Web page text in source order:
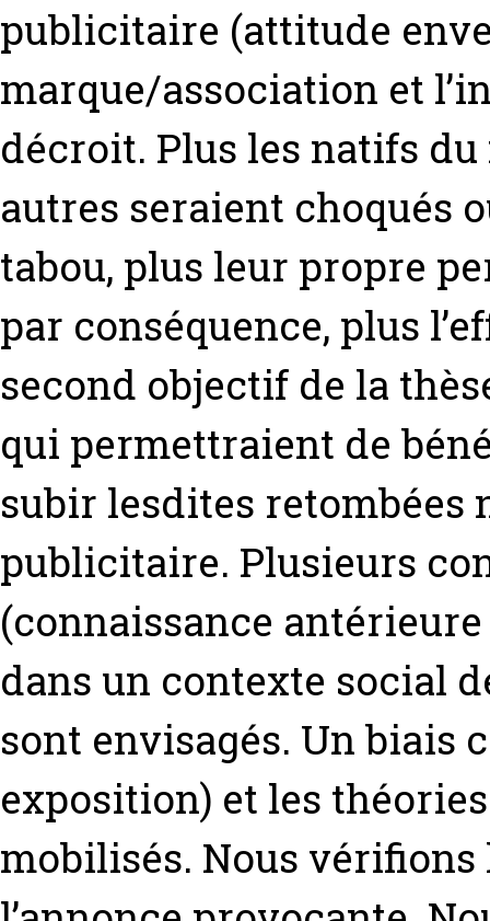
publicitaire (attitude
marque/association et
décroit. Plus les natifs
autres seraient choqués
tabou, plus leur propre
par conséquence, plus
second objectif de la
qui permettraient de
subir lesdites retombées
publicitaire. Plusieurs
(connaissance
dans un contexte social
sont envisagés. Un biais
exposition) et les
mobilisés. Nous vérifions